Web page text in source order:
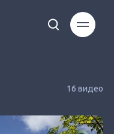
16 видео